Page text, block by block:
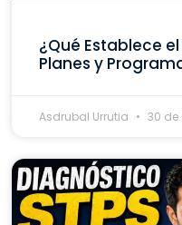
¿Qué Establece
Planes y
Asdrubal Urrutia 30 de